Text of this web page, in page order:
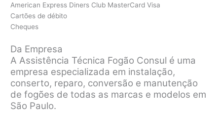
American Express Diners Club MasterCard Visa
Cartões de débito
Cheques
Da Empresa
A Assistência Técnica Fogão Consul é uma
empresa especializada em instalação,
conserto, reparo, conversão e manutenção
de fogões de todas as marcas e modelos em
São Paulo.